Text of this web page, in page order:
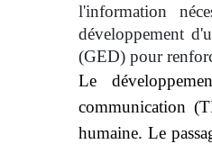
l'information
développement
(GED) pour
Le
communication
humaine. Le